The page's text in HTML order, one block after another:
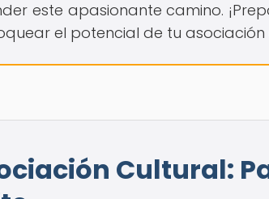
este apasionante camino.
el potencial de tu asociación
Cultural: